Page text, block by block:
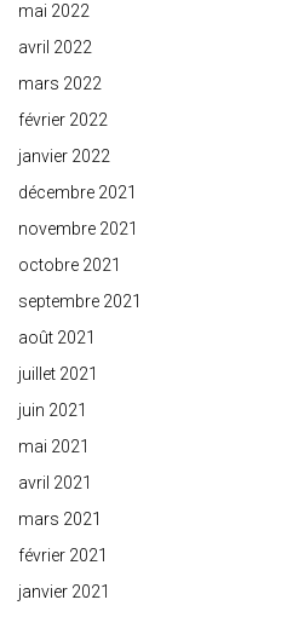
mai 2022
avril 2022
mars 2022
février 2022
janvier 2022
décembre 2021
novembre 2021
octobre 2021
septembre 2021
août 2021
juillet 2021
juin 2021
mai 2021
avril 2021
mars 2021
février 2021
janvier 2021